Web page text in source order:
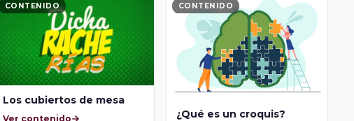
CONTENIDO
Los cubiertos de mesa
Ver contenido
CONTENIDO
¿Qué es un croquis?